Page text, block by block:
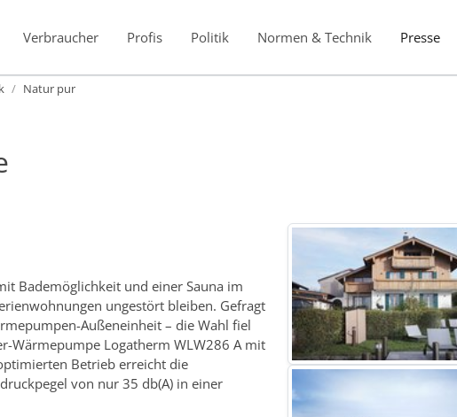
Verbraucher
Profis Politik Normen & Technik Presse
Natur pur
Bademöglichkeit und einer Sauna im
ungestört bleiben. Gefragt
Außeneinheit – die Wahl fiel
Wärmepumpe Logatherm WLW286 A mit
Betrieb erreicht die
von nur 35 db(A) in einer